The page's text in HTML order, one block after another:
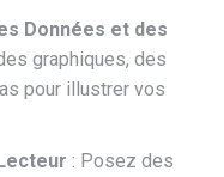
Données et des
graphiques, des
pour illustrer vos
: Posez des